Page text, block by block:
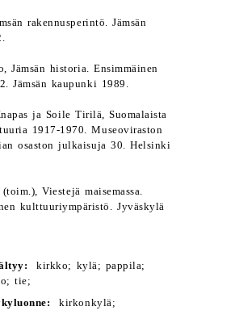
rakennusperintö. Jämsän
Jämsän historia. Ensimmäinen
Jämsän kaupunki 1989.
ja Soile Tirilä, Suomalaista
1917-1970. Museoviraston
osaston julkaisuja 30. Helsinki
Viestejä maisemassa.
kulttuuriympäristö. Jyväskylä
kirkko; kylä; pappila;
tie;
kirkonkylä;